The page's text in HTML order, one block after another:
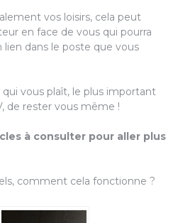
vos loisirs, cela peut
en face de vous qui pourra
dans le poste que vous
qui vous plaît, le plus important
de rester vous même !
à consulter pour aller plus
comment cela fonctionne ?